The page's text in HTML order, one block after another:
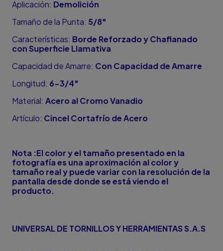
Aplicación: Demolición
Tamaño de la Punta: 5/8"
Características: Borde Reforzado y Chaflanado
con Superficie Llamativa
Capacidad de Amarre: Con Capacidad de Amarre
Longitud: 6-3/4"
Material: Acero al Cromo Vanadio
Artículo: Cincel Cortafrío de Acero
Nota :El color y el tamaño presentado en la
fotografía es una aproximación al color y
tamaño real y puede variar con la resolución de la
pantalla desde donde se está viendo el
producto.
UNIVERSAL DE TORNILLOS Y HERRAMIENTAS S.A.S